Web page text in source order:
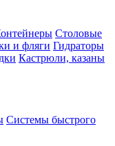
Столовые
и фляги Гидраторы
Кастрюли, казаны
Системы быстрого